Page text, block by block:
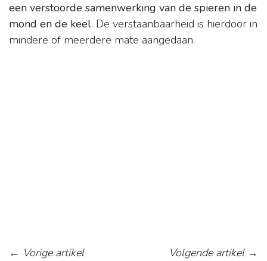
een verstoorde samenwerking van de spieren in de
mond en de keel. De verstaanbaarheid is hierdoor in
mindere of meerdere mate aangedaan.
← Vorige artikel
Volgende artikel→